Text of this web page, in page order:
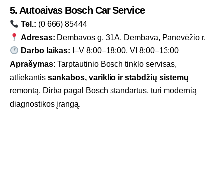
5. Autoaivas Bosch Car Service
Tel.: (0 666) 85444
Adresas: Dembavos g. 31A, Dembava, Panevėžio r.
Darbo laikas: I–V 8:00–18:00, VI 8:00–13:00
Aprašymas: Tarptautinio Bosch tinklo servisas,
atliekantis sankabos, variklio ir stabdžių sistemų
remontą. Dirba pagal Bosch standartus, turi modernią
diagnostikos įrangą.